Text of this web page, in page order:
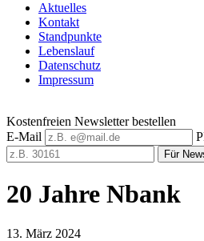
Aktuelles
Kontakt
Standpunkte
Lebenslauf
Datenschutz
Impressum
Kostenfreien Newsletter bestellen
E-Mail
Für
20 Jahre Nbank
13. März 2024